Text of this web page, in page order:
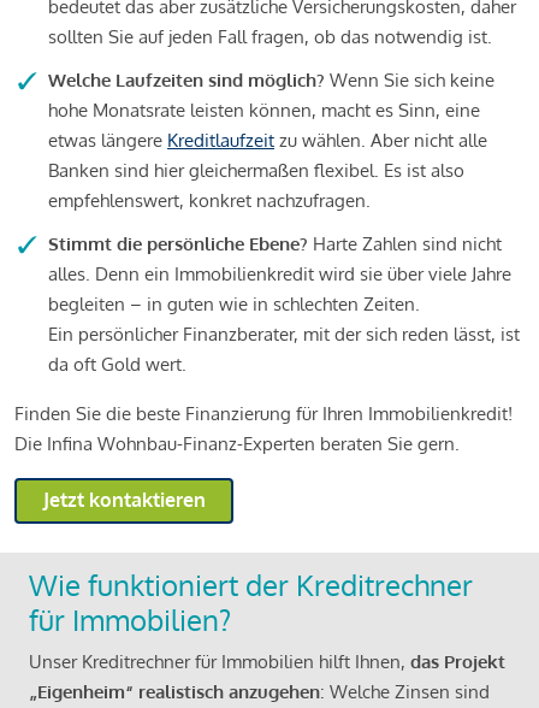
bedeutet das aber zusätzliche Versicherungskosten, daher
sollten Sie auf jeden Fall fragen, ob das notwendig ist.
Welche Laufzeiten sind möglich? Wenn Sie sich keine
hohe Monatsrate leisten können, macht es Sinn, eine
etwas längere Kreditlaufzeit zu wählen. Aber nicht alle
Banken sind hier gleichermaßen flexibel. Es ist also
empfehlenswert, konkret nachzufragen.
Stimmt die persönliche Ebene? Harte Zahlen sind nicht
alles. Denn ein Immobilienkredit wird sie über viele Jahre
begleiten – in guten wie in schlechten Zeiten.
Ein persönlicher Finanzberater, mit der sich reden lässt, ist
da oft Gold wert.
Finden Sie die beste Finanzierung für Ihren Immobilienkredit!
Die Infina Wohnbau-Finanz-Experten beraten Sie gern.
Jetzt kontaktieren
Wie funktioniert der Kreditrechner
für Immobilien?
Unser Kreditrechner für Immobilien hilft Ihnen, das Projekt
„Eigenheim“ realistisch anzugehen: Welche Zinsen sind